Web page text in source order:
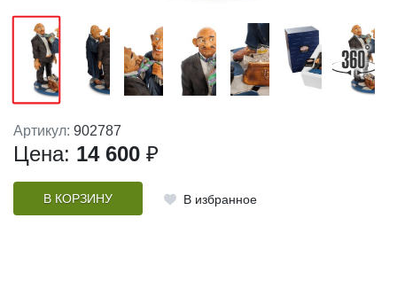
Артикул: 902787
Цена: 14 600 ₽
В КОРЗИНУ В избранное